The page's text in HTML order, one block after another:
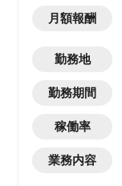
月額報酬
勤務地
勤務期間
稼働率
業務内容